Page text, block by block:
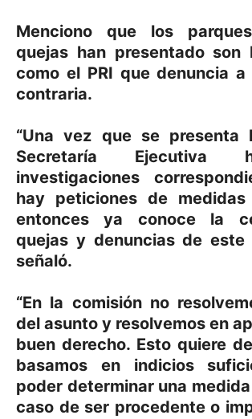
Menciono que los
quejas han presentado son
como el PRI que denuncia
contraria.
“Una vez que se presenta
Secretaría Ejecutiva
investigaciones
hay peticiones de medidas
entonces ya conoce la
quejas y denuncias de este
señaló.
“En la comisión no
del asunto y resolvemos en
buen derecho. Esto quiere
basamos en indicios
poder determinar una
caso de ser procedente o